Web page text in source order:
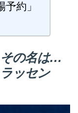
約」
その名は…
ッセン